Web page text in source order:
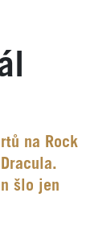
na Rock
šlo jen